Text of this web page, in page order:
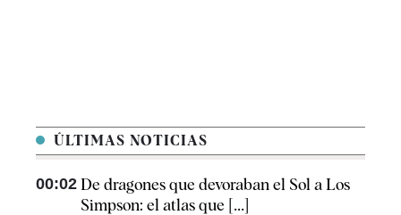
ÚLTIMAS NOTICIAS
00:02 De dragones que devoraban el Sol a Los
Simpson: el atlas que [...]